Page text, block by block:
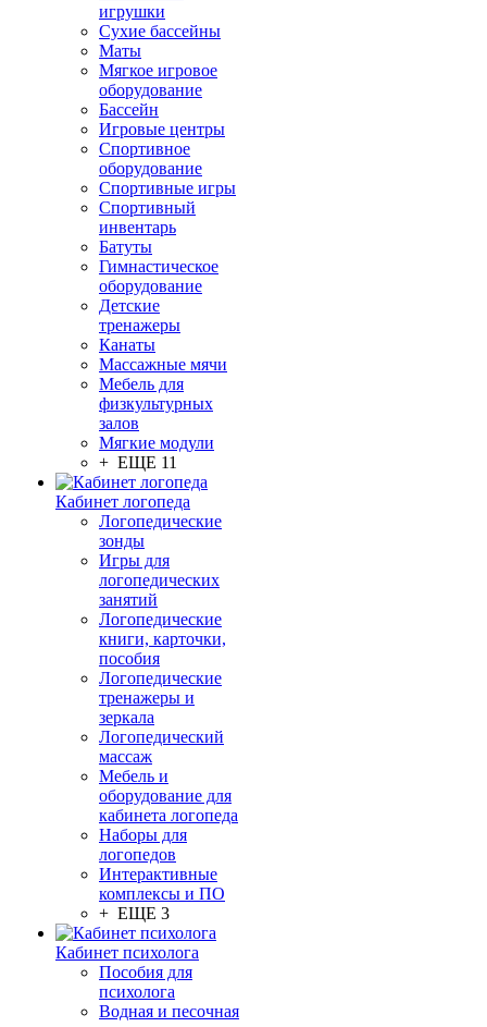
игрушки
Сухие бассейны
Маты
Мягкое игровое
оборудование
Бассейн
Игровые центры
Спортивное
оборудование
Спортивные игры
Спортивный
инвентарь
Батуты
Гимнастическое
оборудование
Детские
тренажеры
Канаты
Массажные мячи
Мебель для
физкультурных
залов
Мягкие модули
+ ЕЩЕ 11
Кабинет логопеда
Логопедические
зонды
Игры для
логопедических
занятий
Логопедические
книги, карточки,
пособия
Логопедические
тренажеры и
зеркала
Логопедический
массаж
Мебель и
оборудование для
кабинета логопеда
Наборы для
логопедов
Интерактивные
комплексы и ПО
+ ЕЩЕ 3
Кабинет психолога
Пособия для
психолога
Водная и песочная